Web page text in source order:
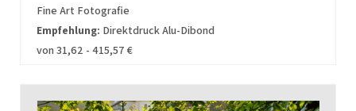
Fine Art Fotografie
Empfehlung: Direktdruck Alu-Dibond
von 31,62 - 415,57 €